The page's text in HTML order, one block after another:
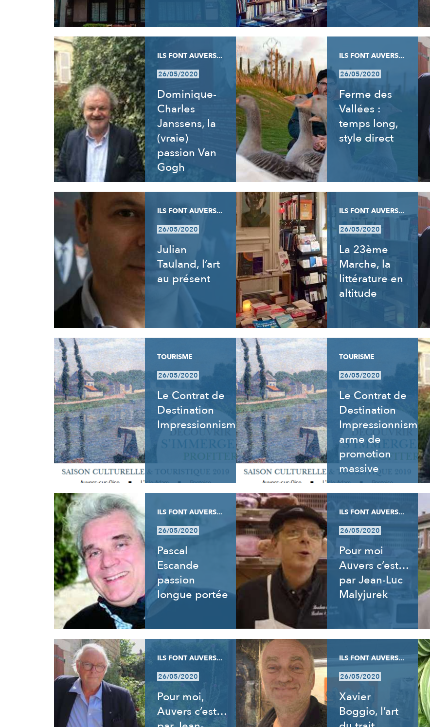
ILS FONT AUVERS...
26/05/2020
Dominique-
Charles
Janssens, la
(vraie)
passion Van
Gogh
ILS FONT AUVERS...
26/05/2020
Ferme des
Vallées :
temps long,
style direct
ILS FONT AUVERS...
26/05/2020
Julian
Tauland, l’art
au présent
ILS FONT AUVERS...
26/05/2020
La 23ème
Marche, la
littérature en
altitude
TOURISME
26/05/2020
Le Contrat de
Destination
Impressionnisme
TOURISME
26/05/2020
Le Contrat de
Destination
Impressionnisme,
arme de
promotion
massive
ILS FONT AUVERS...
26/05/2020
Pascal
Escande
passion
longue portée
ILS FONT AUVERS...
26/05/2020
Pour moi
Auvers c’est…
par Jean-Luc
Malyjurek
ILS FONT AUVERS...
26/05/2020
Pour moi,
Auvers c’est…
ILS FONT AUVERS...
26/05/2020
Xavier
Boggio, l’art